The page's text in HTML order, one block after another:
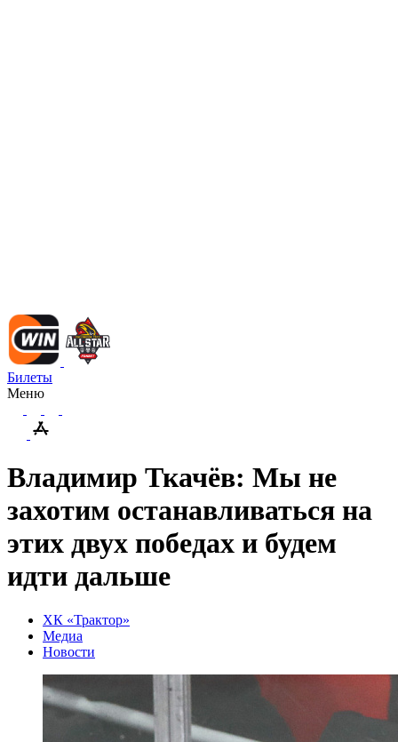
Билеты
Меню
Владимир Ткачёв: Мы не
захотим останавливаться на
этих двух победах и будем
идти дальше
ХК «Трактор»
Медиа
Новости